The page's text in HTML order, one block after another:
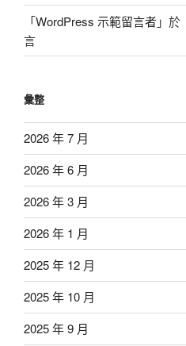
「WordPress 示範留言者」於
言
彙整
2026 年 7 月
2026 年 6 月
2026 年 3 月
2026 年 1 月
2025 年 12 月
2025 年 10 月
2025 年 9 月